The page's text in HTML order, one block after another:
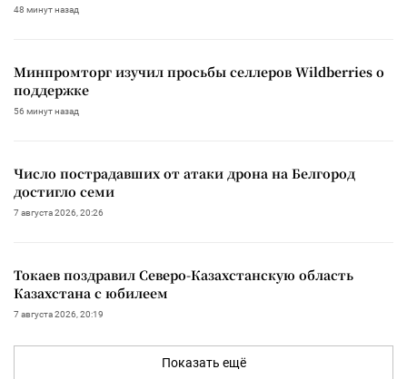
48 минут назад
Минпромторг изучил просьбы селлеров Wildberries о
поддержке
56 минут назад
Число пострадавших от атаки дрона на Белгород
достигло семи
7 августа 2026, 20:26
Токаев поздравил Северо-Казахстанскую область
Казахстана с юбилеем
7 августа 2026, 20:19
Показать ещё